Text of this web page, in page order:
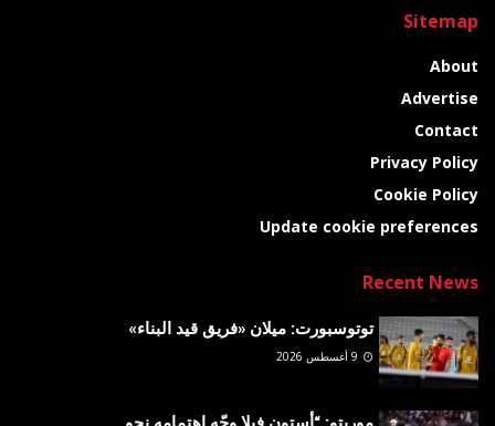
Sitemap
About
Advertise
Contact
Privacy Policy
Cookie Policy
Update cookie preferences
Recent News
توتوسبورت: ميلان «فريق قيد البناء»
موريتو: “أستون فيلا وجّه اهتمامه نحو